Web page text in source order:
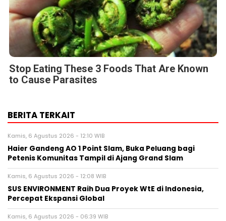
Stop Eating These 3 Foods That Are Known
to Cause Parasites
BERITA TERKAIT
Kamis, 6 Agustus 2026 - 12:10 WIB
Haier Gandeng AO 1 Point Slam, Buka Peluang bagi
Petenis Komunitas Tampil di Ajang Grand Slam
Kamis, 6 Agustus 2026 - 12:08 WIB
SUS ENVIRONMENT Raih Dua Proyek WtE di Indonesia,
Percepat Ekspansi Global
Kamis, 6 Agustus 2026 - 06:39 WIB